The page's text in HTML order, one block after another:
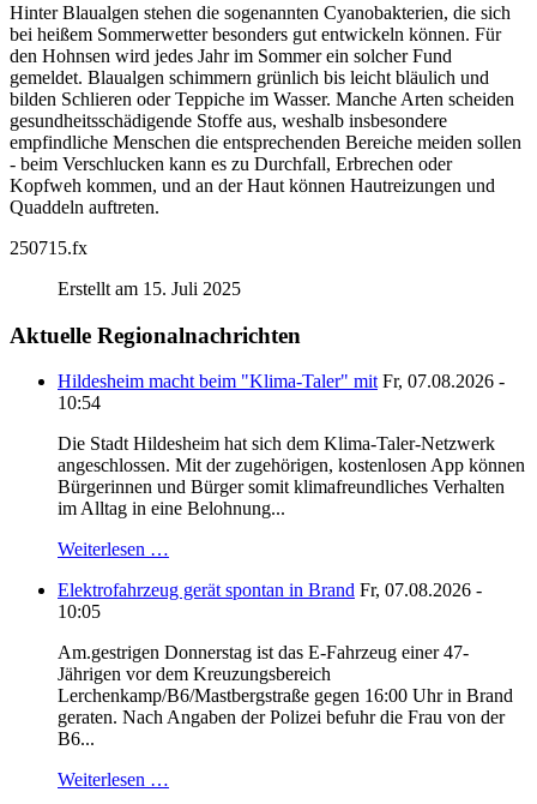
Hinter Blaualgen stehen die sogenannten Cyanobakterien, die sich
bei heißem Sommerwetter besonders gut entwickeln können. Für
den Hohnsen wird jedes Jahr im Sommer ein solcher Fund
gemeldet. Blaualgen schimmern grünlich bis leicht bläulich und
bilden Schlieren oder Teppiche im Wasser. Manche Arten scheiden
gesundheitsschädigende Stoffe aus, weshalb insbesondere
empfindliche Menschen die entsprechenden Bereiche meiden sollen
- beim Verschlucken kann es zu Durchfall, Erbrechen oder
Kopfweh kommen, und an der Haut können Hautreizungen und
Quaddeln auftreten.
250715.fx
Erstellt am 15. Juli 2025
Aktuelle Regionalnachrichten
Hildesheim macht beim "Klima-Taler" mit Fr, 07.08.2026 -
10:54
Die Stadt Hildesheim hat sich dem Klima-Taler-Netzwerk
angeschlossen. Mit der zugehörigen, kostenlosen App können
Bürgerinnen und Bürger somit klimafreundliches Verhalten
im Alltag in eine Belohnung...
Weiterlesen …
Elektrofahrzeug gerät spontan in Brand Fr, 07.08.2026 -
10:05
Am.gestrigen Donnerstag ist das E-Fahrzeug einer 47-
Jährigen vor dem Kreuzungsbereich
Lerchenkamp/B6/Mastbergstraße gegen 16:00 Uhr in Brand
geraten. Nach Angaben der Polizei befuhr die Frau von der
B6...
Weiterlesen …